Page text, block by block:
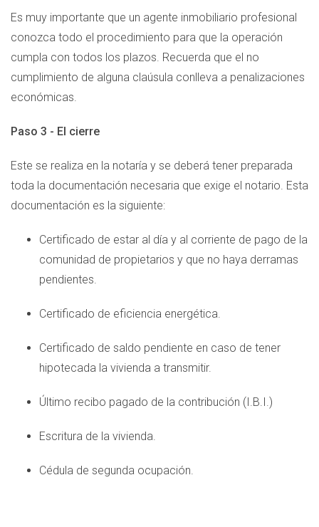
Es muy importante que un agente inmobiliario profesional
conozca todo el procedimiento para que la operación
cumpla con todos los plazos. Recuerda que el no
cumplimiento de alguna claúsula conlleva a penalizaciones
económicas.
Paso 3 - El cierre
Este se realiza en la notaría y se deberá tener preparada
toda la documentación necesaria que exige el notario. Esta
documentación es la siguiente:
Certificado de estar al día y al corriente de pago de la
comunidad de propietarios y que no haya derramas
pendientes.
Certificado de eficiencia energética.
Certificado de saldo pendiente en caso de tener
hipotecada la vivienda a transmitir.
Último recibo pagado de la contribución (I.B.I.)
Escritura de la vivienda.
Cédula de segunda ocupación.